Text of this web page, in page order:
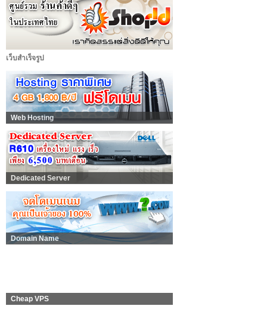
เว็บสำเร็จรูป
Web Hosting
Dedicated Server
Domain Name
Cheap VPS